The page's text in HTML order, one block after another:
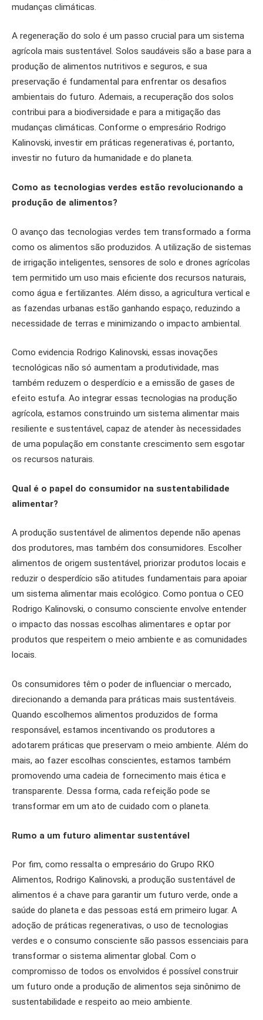
mudanças climáticas.
A regeneração do solo é um passo crucial para um sistema
agrícola mais sustentável. Solos saudáveis são a base para a
produção de alimentos nutritivos e seguros, e sua
preservação é fundamental para enfrentar os desafios
ambientais do futuro. Ademais, a recuperação dos solos
contribui para a biodiversidade e para a mitigação das
mudanças climáticas. Conforme o empresário Rodrigo
Kalinovski, investir em práticas regenerativas é, portanto,
investir no futuro da humanidade e do planeta.
Como as tecnologias verdes estão revolucionando a
produção de alimentos?
O avanço das tecnologias verdes tem transformado a forma
como os alimentos são produzidos. A utilização de sistemas
de irrigação inteligentes, sensores de solo e drones agrícolas
tem permitido um uso mais eficiente dos recursos naturais,
como água e fertilizantes. Além disso, a agricultura vertical e
as fazendas urbanas estão ganhando espaço, reduzindo a
necessidade de terras e minimizando o impacto ambiental.
Como evidencia Rodrigo Kalinovski, essas inovações
tecnológicas não só aumentam a produtividade, mas
também reduzem o desperdício e a emissão de gases de
efeito estufa. Ao integrar essas tecnologias na produção
agrícola, estamos construindo um sistema alimentar mais
resiliente e sustentável, capaz de atender às necessidades
de uma população em constante crescimento sem esgotar
os recursos naturais.
Qual é o papel do consumidor na sustentabilidade
alimentar?
A produção sustentável de alimentos depende não apenas
dos produtores, mas também dos consumidores. Escolher
alimentos de origem sustentável, priorizar produtos locais e
reduzir o desperdício são atitudes fundamentais para apoiar
um sistema alimentar mais ecológico. Como pontua o CEO
Rodrigo Kalinovski, o consumo consciente envolve entender
o impacto das nossas escolhas alimentares e optar por
produtos que respeitem o meio ambiente e as comunidades
locais.
Os consumidores têm o poder de influenciar o mercado,
direcionando a demanda para práticas mais sustentáveis.
Quando escolhemos alimentos produzidos de forma
responsável, estamos incentivando os produtores a
adotarem práticas que preservam o meio ambiente. Além do
mais, ao fazer escolhas conscientes, estamos também
promovendo uma cadeia de fornecimento mais ética e
transparente. Dessa forma, cada refeição pode se
transformar em um ato de cuidado com o planeta.
Rumo a um futuro alimentar sustentável
Por fim, como ressalta o empresário do Grupo RKO
Alimentos, Rodrigo Kalinovski, a produção sustentável de
alimentos é a chave para garantir um futuro verde, onde a
saúde do planeta e das pessoas está em primeiro lugar. A
adoção de práticas regenerativas, o uso de tecnologias
verdes e o consumo consciente são passos essenciais para
transformar o sistema alimentar global. Com o
compromisso de todos os envolvidos é possível construir
um futuro onde a produção de alimentos seja sinônimo de
sustentabilidade e respeito ao meio ambiente.